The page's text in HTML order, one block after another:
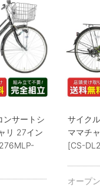
ンサートシ
リ 27イン
サイク
ママチ
[CS-
オープ